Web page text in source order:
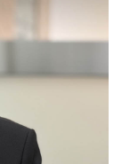
WEALTH
านอยู่แล้วได้เลย